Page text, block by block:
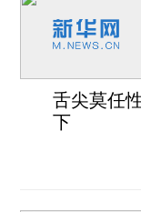
舌尖莫任
下